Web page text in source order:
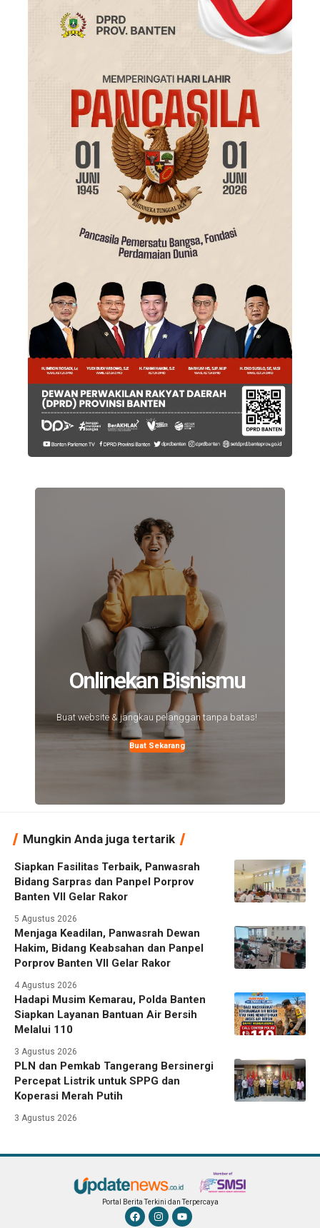
Onlinekan Bisnismu
Buat website & jangkau pelanggan tanpa batas!
Buat Sekarang
Mungkin Anda juga tertarik
Siapkan Fasilitas Terbaik, Panwasrah
Bidang Sarpras dan Panpel Porprov
Banten VII Gelar Rakor
5 Agustus 2026
Menjaga Keadilan, Panwasrah Dewan
Hakim, Bidang Keabsahan dan Panpel
Porprov Banten VII Gelar Rakor
4 Agustus 2026
Hadapi Musim Kemarau, Polda Banten
Siapkan Layanan Bantuan Air Bersih
Melalui 110
3 Agustus 2026
PLN dan Pemkab Tangerang Bersinergi
Percepat Listrik untuk SPPG dan
Koperasi Merah Putih
3 Agustus 2026
Portal Berita Terkini dan Terpercaya